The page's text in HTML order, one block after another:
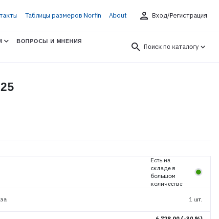
Таблицы размеров Norfin About person Вход/Регистрация
ВОПРОСЫ И МНЕНИЯ
search Поиск по каталогу
Есть на
складе в
большом
количестве
1 шт.